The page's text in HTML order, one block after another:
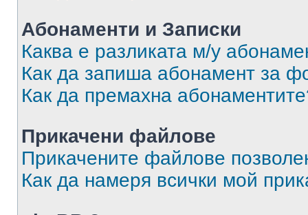
Абонаменти и Записки
Каква е разликата м/у
Как да запиша абонамент за
Как да премахна
Прикачени файлове
Прикачените файлове
Как да намеря всички мой